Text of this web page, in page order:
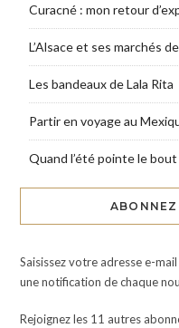
Curacné : mon retour
L’Alsace et ses marchés
Les bandeaux de Lala Rita
Partir en voyage au
Quand l’été pointe le
Saisissez votre adresse e-
une notification de chaque
Rejoignez les 11 autres